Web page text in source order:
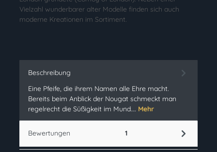
Vielzahl wunderbarer alter Modelle finden sich auch
moderne Kreationen im Sortiment.
Beschreibung
Eine Pfeife, die ihrem Namen alle Ehre macht.
Bereits beim Anblick der Nougat schmeckt man
regelrecht die Süßigkeit im Mund.… Mehr
Bewertungen 1